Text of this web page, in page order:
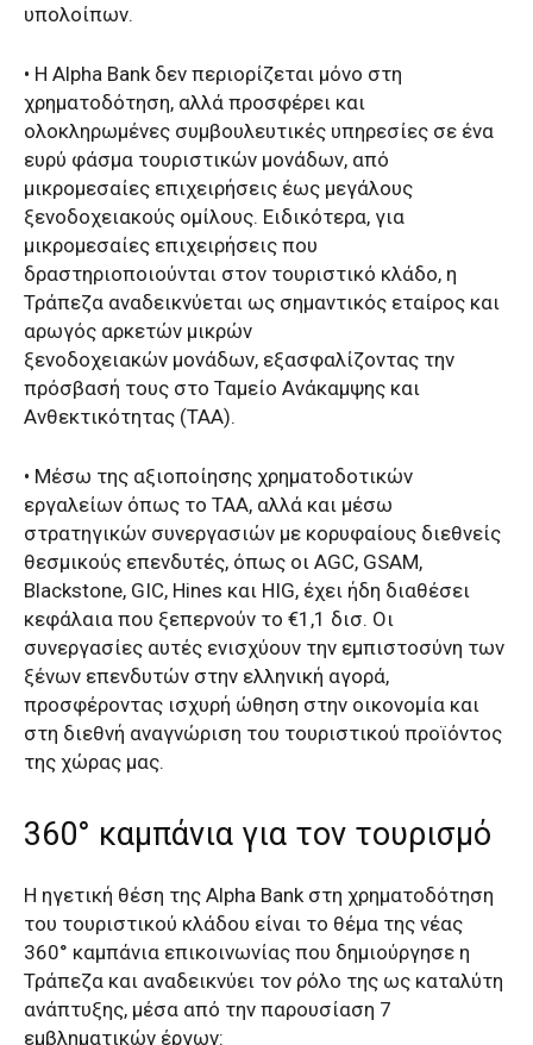
υπολοίπων.
• Η Alpha Bank δεν περιορίζεται μόνο στη
χρηματοδότηση, αλλά προσφέρει και
ολοκληρωμένες συμβουλευτικές υπηρεσίες σε ένα
ευρύ φάσμα τουριστικών μονάδων, από
μικρομεσαίες επιχειρήσεις έως μεγάλους
ξενοδοχειακούς ομίλους. Ειδικότερα, για
μικρομεσαίες επιχειρήσεις που
δραστηριοποιούνται στον τουριστικό κλάδο, η
Τράπεζα αναδεικνύεται ως σημαντικός εταίρος και
αρωγός αρκετών μικρών
ξενοδοχειακών μονάδων, εξασφαλίζοντας την
πρόσβασή τους στο Ταμείο Ανάκαμψης και
Ανθεκτικότητας (ΤΑΑ).
• Μέσω της αξιοποίησης χρηματοδοτικών
εργαλείων όπως το ΤΑΑ, αλλά και μέσω
στρατηγικών συνεργασιών με κορυφαίους διεθνείς
θεσμικούς επενδυτές, όπως οι AGC, GSAM,
Blackstone, GIC, Hines και HIG, έχει ήδη διαθέσει
κεφάλαια που ξεπερνούν το €1,1 δισ. Οι
συνεργασίες αυτές ενισχύουν την εμπιστοσύνη των
ξένων επενδυτών στην ελληνική αγορά,
προσφέροντας ισχυρή ώθηση στην οικονομία και
στη διεθνή αναγνώριση του τουριστικού προϊόντος
της χώρας μας.
360° καμπάνια για τον τουρισμό
Η ηγετική θέση της Alpha Bank στη χρηματοδότηση
του τουριστικού κλάδου είναι το θέμα της νέας
360° καμπάνια επικοινωνίας που δημιούργησε η
Τράπεζα και αναδεικνύει τον ρόλο της ως καταλύτη
ανάπτυξης, μέσα από την παρουσίαση 7
εμβληματικών έργων: